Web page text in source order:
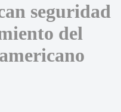
seguridad
del